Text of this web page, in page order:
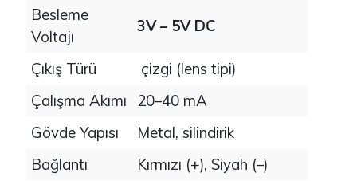
Besleme
Voltajı
3V – 5V DC
Çıkış Türü
çizgi (lens tipi)
Çalışma Akımı
20–40 mA
Gövde Yapısı
Metal, silindirik
Bağlantı
Kırmızı (+), Siyah (–)